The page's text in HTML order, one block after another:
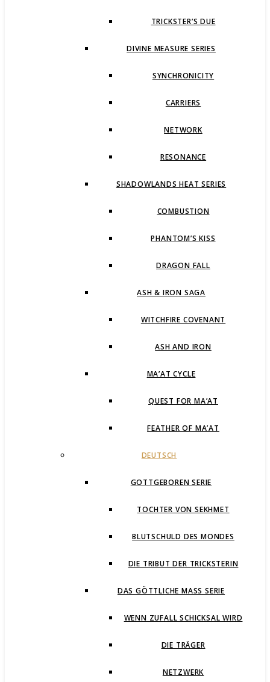
TRICKSTER’S DUE
DIVINE MEASURE SERIES
SYNCHRONICITY
CARRIERS
NETWORK
RESONANCE
SHADOWLANDS HEAT SERIES
COMBUSTION
PHANTOM’S KISS
DRAGON FALL
ASH & IRON SAGA
WITCHFIRE COVENANT
ASH AND IRON
MA’AT CYCLE
QUEST FOR MA’AT
FEATHER OF MA’AT
DEUTSCH
GOTTGEBOREN SERIE
TOCHTER VON SEKHMET
BLUTSCHULD DES MONDES
DIE TRIBUT DER TRICKSTERIN
DAS GÖTTLICHE MASS SERIE
WENN ZUFALL SCHICKSAL WIRD
DIE TRÄGER
NETZWERK